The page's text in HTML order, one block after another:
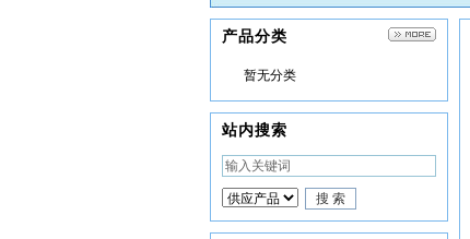
产品分类
暂无分类
站内搜索